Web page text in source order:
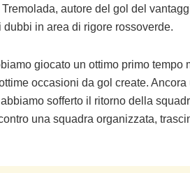
autore del gol del
dubbi in area di rigore rossoverde.
giocato un ottimo primo tempo
occasioni da gol create.
sofferto il ritorno della
una squadra organizzata,